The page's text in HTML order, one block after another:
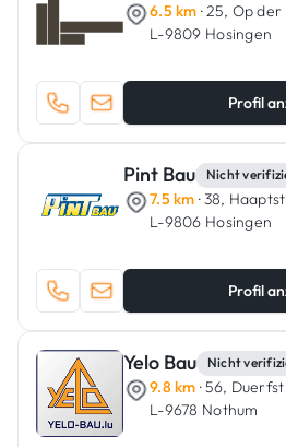
6.5 km · 25, Op der
L-9809 Hosingen
Profil
Pint Bau Nicht
7.5 km · 38,
L-9806 Hosingen
Profil
Yelo Bau Nicht
9.8 km · 56,
L-9678 Nothum